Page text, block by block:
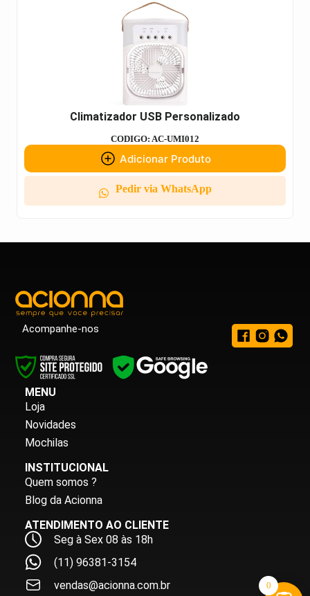
Climatizador USB Personalizado
CODIGO: AC-UMI012
Adicionar Produto
Pedir via WhatsApp
Acompanhe-nos
MENU
Loja
Novidades
Mochilas
INSTITUCIONAL
Quem somos ?
Blog da Acionna
ATENDIMENTO AO CLIENTE
Seg à Sex 08 às 18h
(11) 96381-3154
vendas@acionna.com.br
0